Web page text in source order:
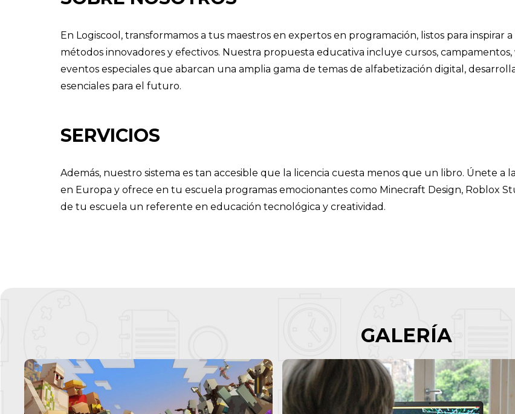
En Logiscool, transformamos a tus maestros en expertos en programación, listos para inspirar
métodos innovadores y efectivos. Nuestra propuesta educativa incluye cursos, campamentos,
eventos especiales que abarcan una amplia gama de temas de alfabetización digital,
esenciales para el futuro.
SERVICIOS
Además, nuestro sistema es tan accesible que la licencia cuesta menos que un libro. Únete a
en Europa y ofrece en tu escuela programas emocionantes como Minecraft Design, Roblox
de tu escuela un referente en educación tecnológica y creatividad.
GALERÍA